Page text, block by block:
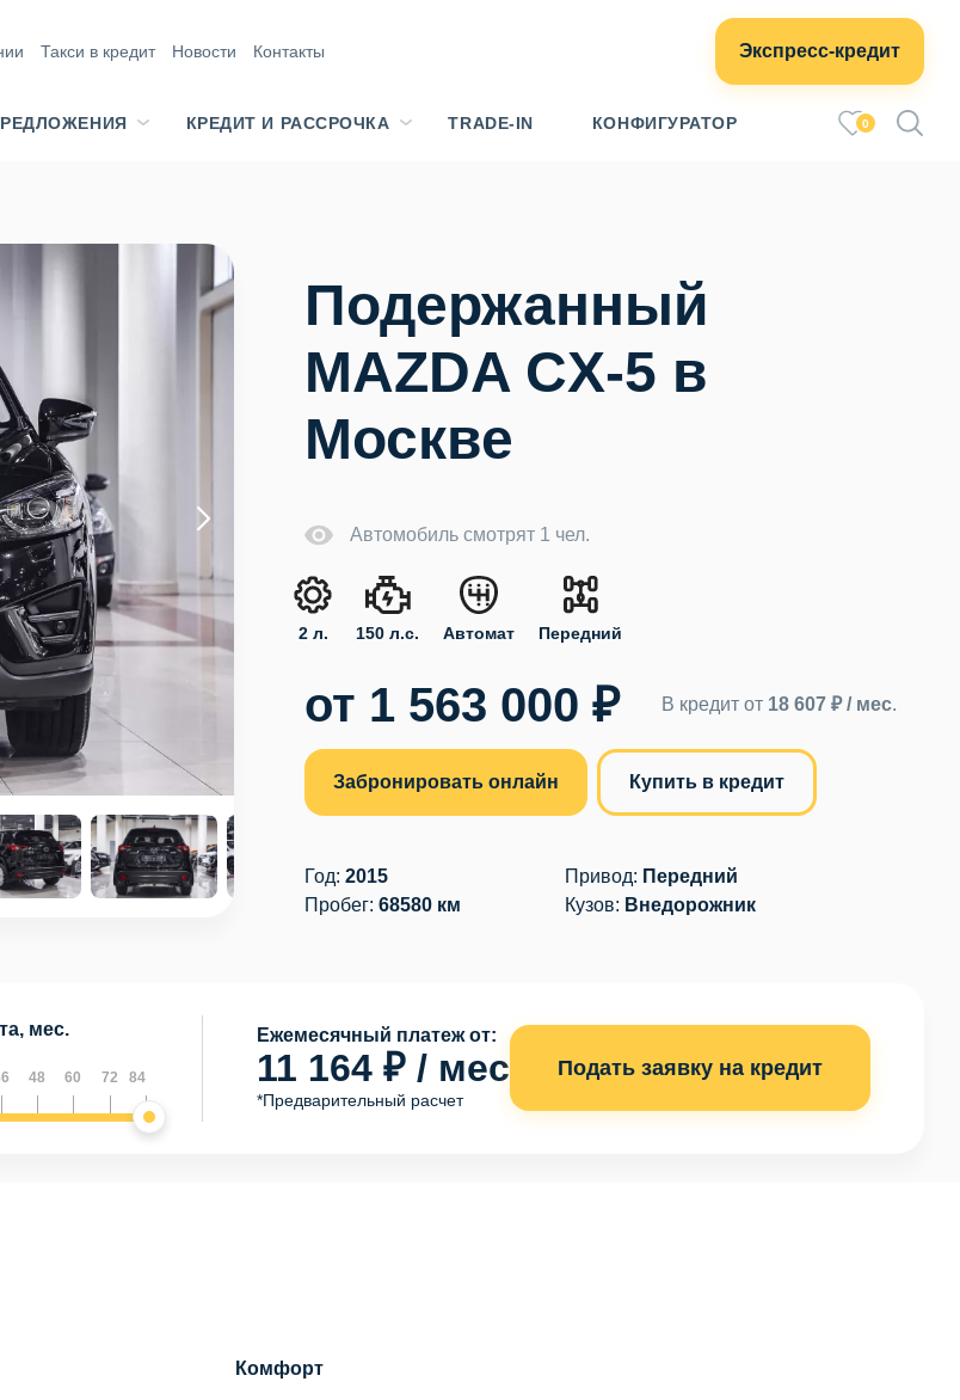
Такси в кредит Новости Контакты Экспресс-кредит
КРЕДИТ И РАССРОЧКА TRADE-IN КОНФИГУРАТОР 0
Подержанный
MAZDA CX-5 в
Москве
Автомобиль смотрят 1 чел.
2 л. 150 л.с. Автомат Передний
от 1 563 000 ₽ В кредит от 18 607 ₽ / мес.
Забронировать онлайн Купить в кредит
Год:2015
Пробег:68580 км
Привод: Передний
Кузов: Внедорожник
мес.
48 60 72 84
Ежемесячный платеж от:
11 164 ₽ / мес
*Предварительный расчет
Подать заявку на кредит
Комфорт